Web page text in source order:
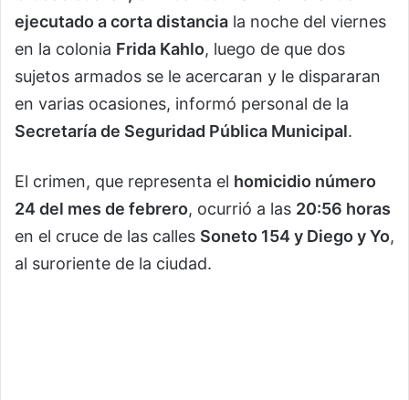
ejecutado a corta distancia la noche del viernes
en la colonia Frida Kahlo, luego de que dos
sujetos armados se le acercaran y le dispararan
en varias ocasiones, informó personal de la
Secretaría de Seguridad Pública Municipal.
El crimen, que representa el homicidio número
24 del mes de febrero, ocurrió a las 20:56 horas
en el cruce de las calles Soneto 154 y Diego y Yo,
al suroriente de la ciudad.